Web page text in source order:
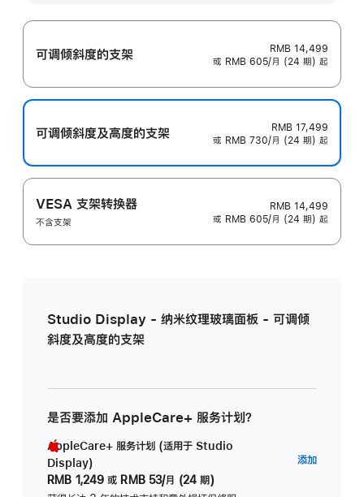
可调倾斜度的支架
RMB 14,499
或 RMB 605/月 (24 期) 起
可调倾斜度及高‍度的支‍架
RMB 17,499
或 RMB 730/月 (24 期) 起
VESA 支架转换器
不含支架
RMB 14,499
或 RMB 605/月 (24 期) 起
Studio Display - 纳米纹理玻璃面板 - 可调倾
斜度及高度的支架
是否要添加 AppleCare+ 服务计划？
AppleCare+ 服务计划 (适用于 Studio
Display)
RMB 1,249 或 RMB 53/月 (24 期)
添加